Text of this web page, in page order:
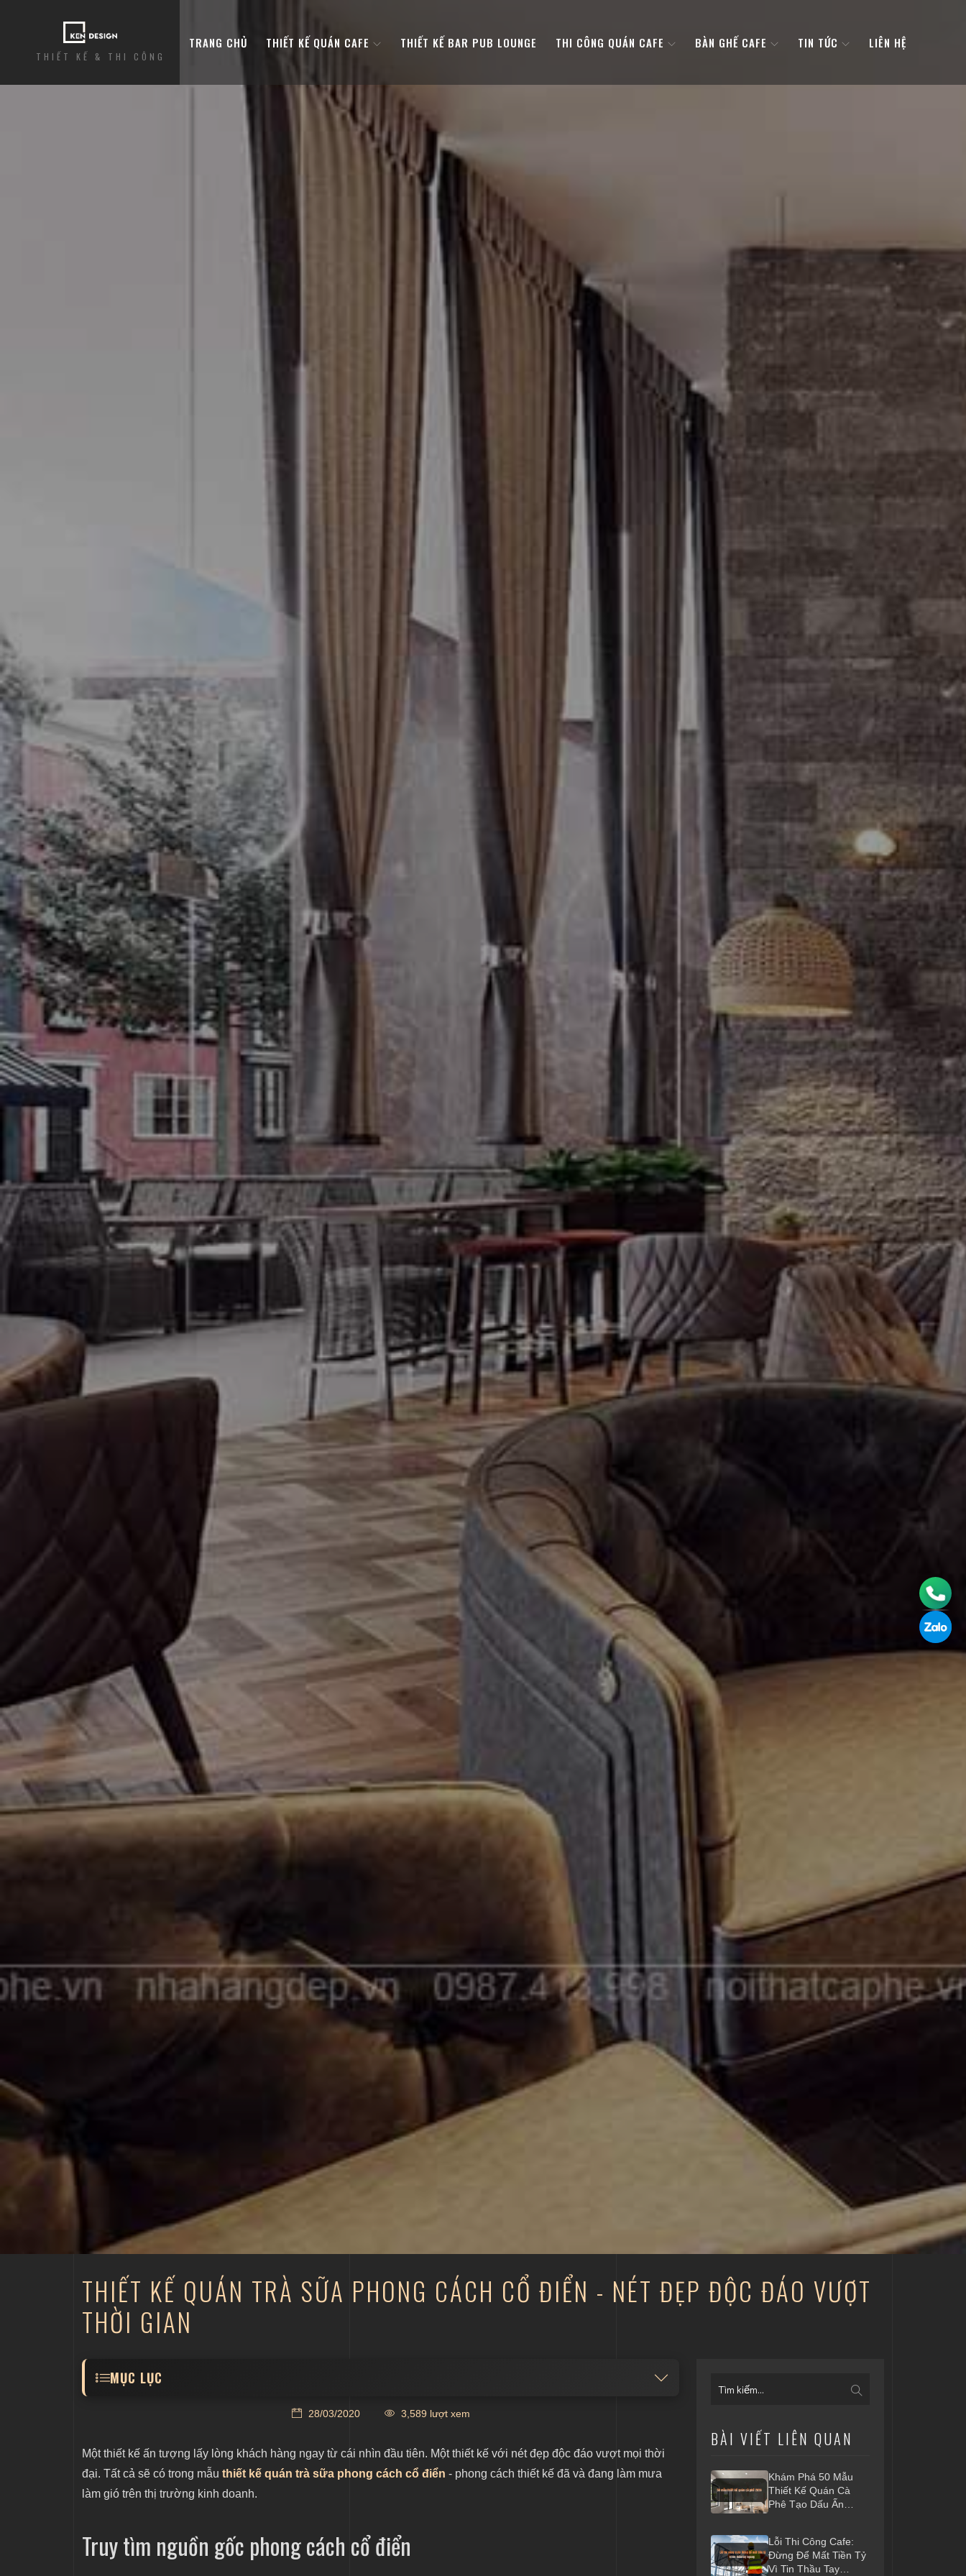
THIẾT KẾ & THI CÔNG
TRANG CHỦ THIẾT KẾ QUÁN CAFE THIẾT KẾ BAR PUB LOUNGE THI CÔNG QUÁN CAFE BÀN GHẾ CAFE TIN TỨC LIÊN HỆ
THIẾT KẾ QUÁN TRÀ SỮA PHONG CÁCH CỔ ĐIỂN - NÉT ĐẸP ĐỘC ĐÁO VƯỢT
THỜI GIAN
MỤC LỤC
Để thiết kế trở nên ấn tượng và cuốn hút
28/03/2020 3,589 lượt xem
Một thiết kế ấn tượng lấy lòng khách hàng ngay từ cái nhìn đầu tiên. Một thiết kế với nét đẹp độc đáo vượt mọi thời
đại. Tất cả sẽ có trong mẫu thiết kế quán trà sữa phong cách cổ điển - phong cách thiết kế đã và đang làm mưa
làm gió trên thị trường kinh doanh.
Truy tìm nguồn gốc phong cách cổ điển
BÀI VIẾT LIÊN QUAN
Khám Phá 50 Mẫu
Thiết Kế Quán Cà
Phê Tạo Dấu Ấn
Lỗi Thi Công Cafe:
Đừng Để Mất Tiền Tỷ
Vì Tin Thầu Tay